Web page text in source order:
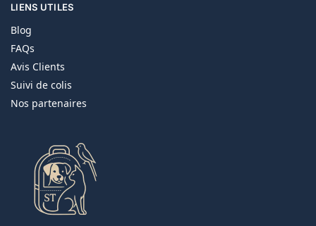
LIENS UTILES
Blog
FAQs
Avis Clients
Suivi de colis
Nos partenaires